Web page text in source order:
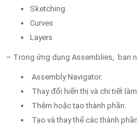
Sketching
Curves
Layers
– Trong ứng dụng Assemblies, bạn
Assembly Navigator.
Thay đổi hiển thị và chi tiết
Thêm hoặc tạo thành phần.
Tạo và thay thế các thành